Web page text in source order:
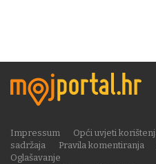
Impressum Opći uvjeti
sadržaja
Pravila komentiranja
Oglašavanje